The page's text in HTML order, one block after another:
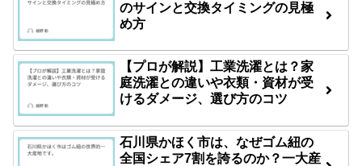
のサインと交換タイミングの見極
め方
【プロが解説】工業洗濯とは？家
庭洗濯との違いや衣類・資材が受
けるダメージ、選び方のコツ
石川県かほく市は、なぜゴム紐の
全国シェア7割を誇るのか？一大産